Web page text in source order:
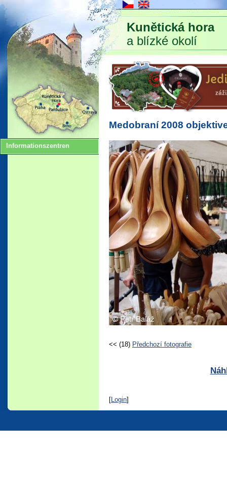
Kunětická hora
a blízké okolí
Informationszentren
Medobraní 2008
<< (18) Předchozí fotografie
[Login]